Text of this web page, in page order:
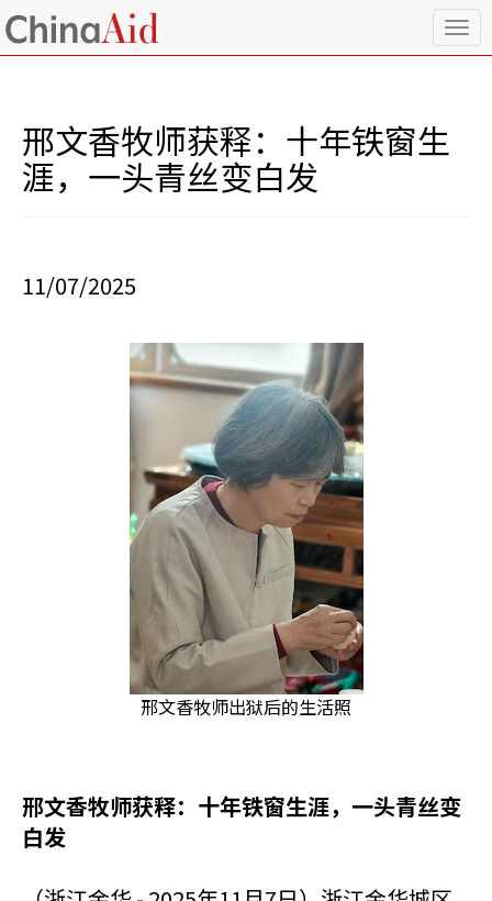
T
o
邢文香牧师获释：十年铁窗生
涯，一头青丝变白发
11/07/2025
邢文香牧师出狱后的生活照
邢文香牧师获释：十年铁窗生涯，一头青丝变
白发